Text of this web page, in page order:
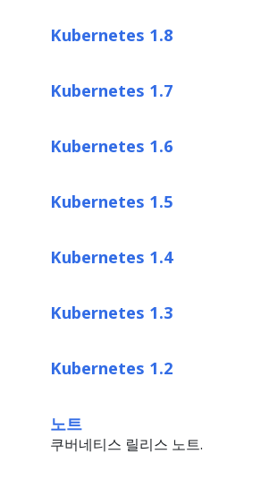
Kubernetes 1.8
Kubernetes 1.7
Kubernetes 1.6
Kubernetes 1.5
Kubernetes 1.4
Kubernetes 1.3
Kubernetes 1.2
노트
쿠버네티스 릴리스 노트.